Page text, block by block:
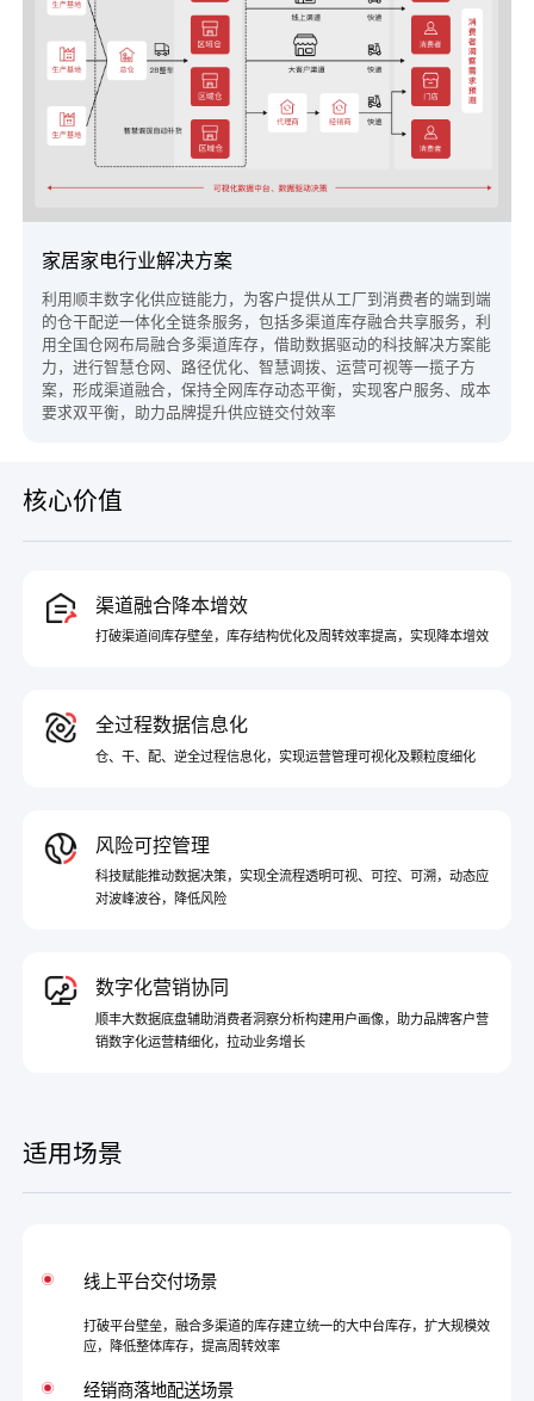
家居家电行业解决方案
利用顺丰数字化供应链能力，为客户提供从工厂到消费者的端到端
的仓干配逆一体化全链条服务，包括多渠道库存融合共享服务，利
用全国仓网布局融合多渠道库存，借助数据驱动的科技解决方案能
力，进行智慧仓网、路径优化、智慧调拨、运营可视等一揽子方
案，形成渠道融合，保持全网库存动态平衡，实现客户服务、成本
要求双平衡，助力品牌提升供应链交付效率
核心价值
渠道融合降本增效
打破渠道间库存壁垒，库存结构优化及周转效率提高，实现降本增效
全过程数据信息化
仓、干、配、逆全过程信息化，实现运营管理可视化及颗粒度细化
风险可控管理
科技赋能推动数据决策，实现全流程透明可视、可控、可溯，动态应
对波峰波谷，降低风险
数字化营销协同
顺丰大数据底盘辅助消费者洞察分析构建用户画像，助力品牌客户营
销数字化运营精细化，拉动业务增长
适用场景
线上平台交付场景
打破平台壁垒，融合多渠道的库存建立统一的大中台库存，扩大规模效
应，降低整体库存，提高周转效率
经销商落地配送场景